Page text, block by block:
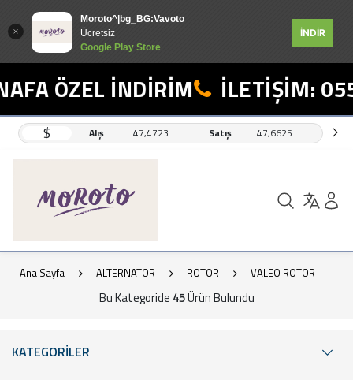
Moroto^|bg_BG:Vavoto
Ücretsiz
Google Play Store
İNDİR
ÖZEL İNDİRİM İLETİŞİM: 0554
$ Alış 47,4723 Satış 47,6625
Ana Sayfa ALTERNATOR ROTOR VALEO ROTOR
Bu Kategoride 45Ürün Bulundu
KATEGORİLER